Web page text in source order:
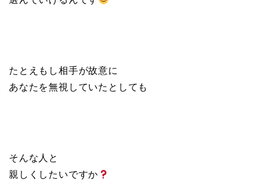
たとえもし相手が故意に
あなたを無視していたとしても
そんな人と
親しくしたいですか